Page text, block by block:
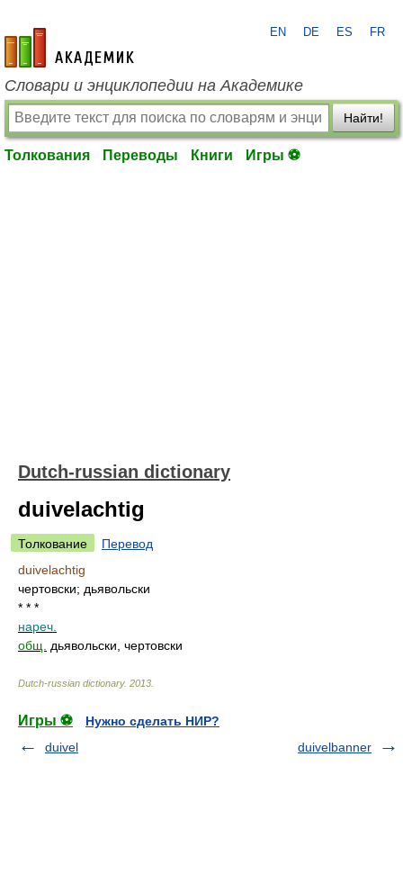
academic.ru
EN DE ES FR
Словари и энциклопедии на Академике
Найти!
Толкования Переводы Книги Игры ⚽
Dutch-russian dictionary
duivelachtig
Толкование
Перевод
duivelachtig
чертовски; дьявольски
* * *
нареч.
общ.
дьявольски, чертовски
Dutch-russian dictionary. 2013
Игры ⚽
Нужно сделать НИР?
duivel
duivelbanner